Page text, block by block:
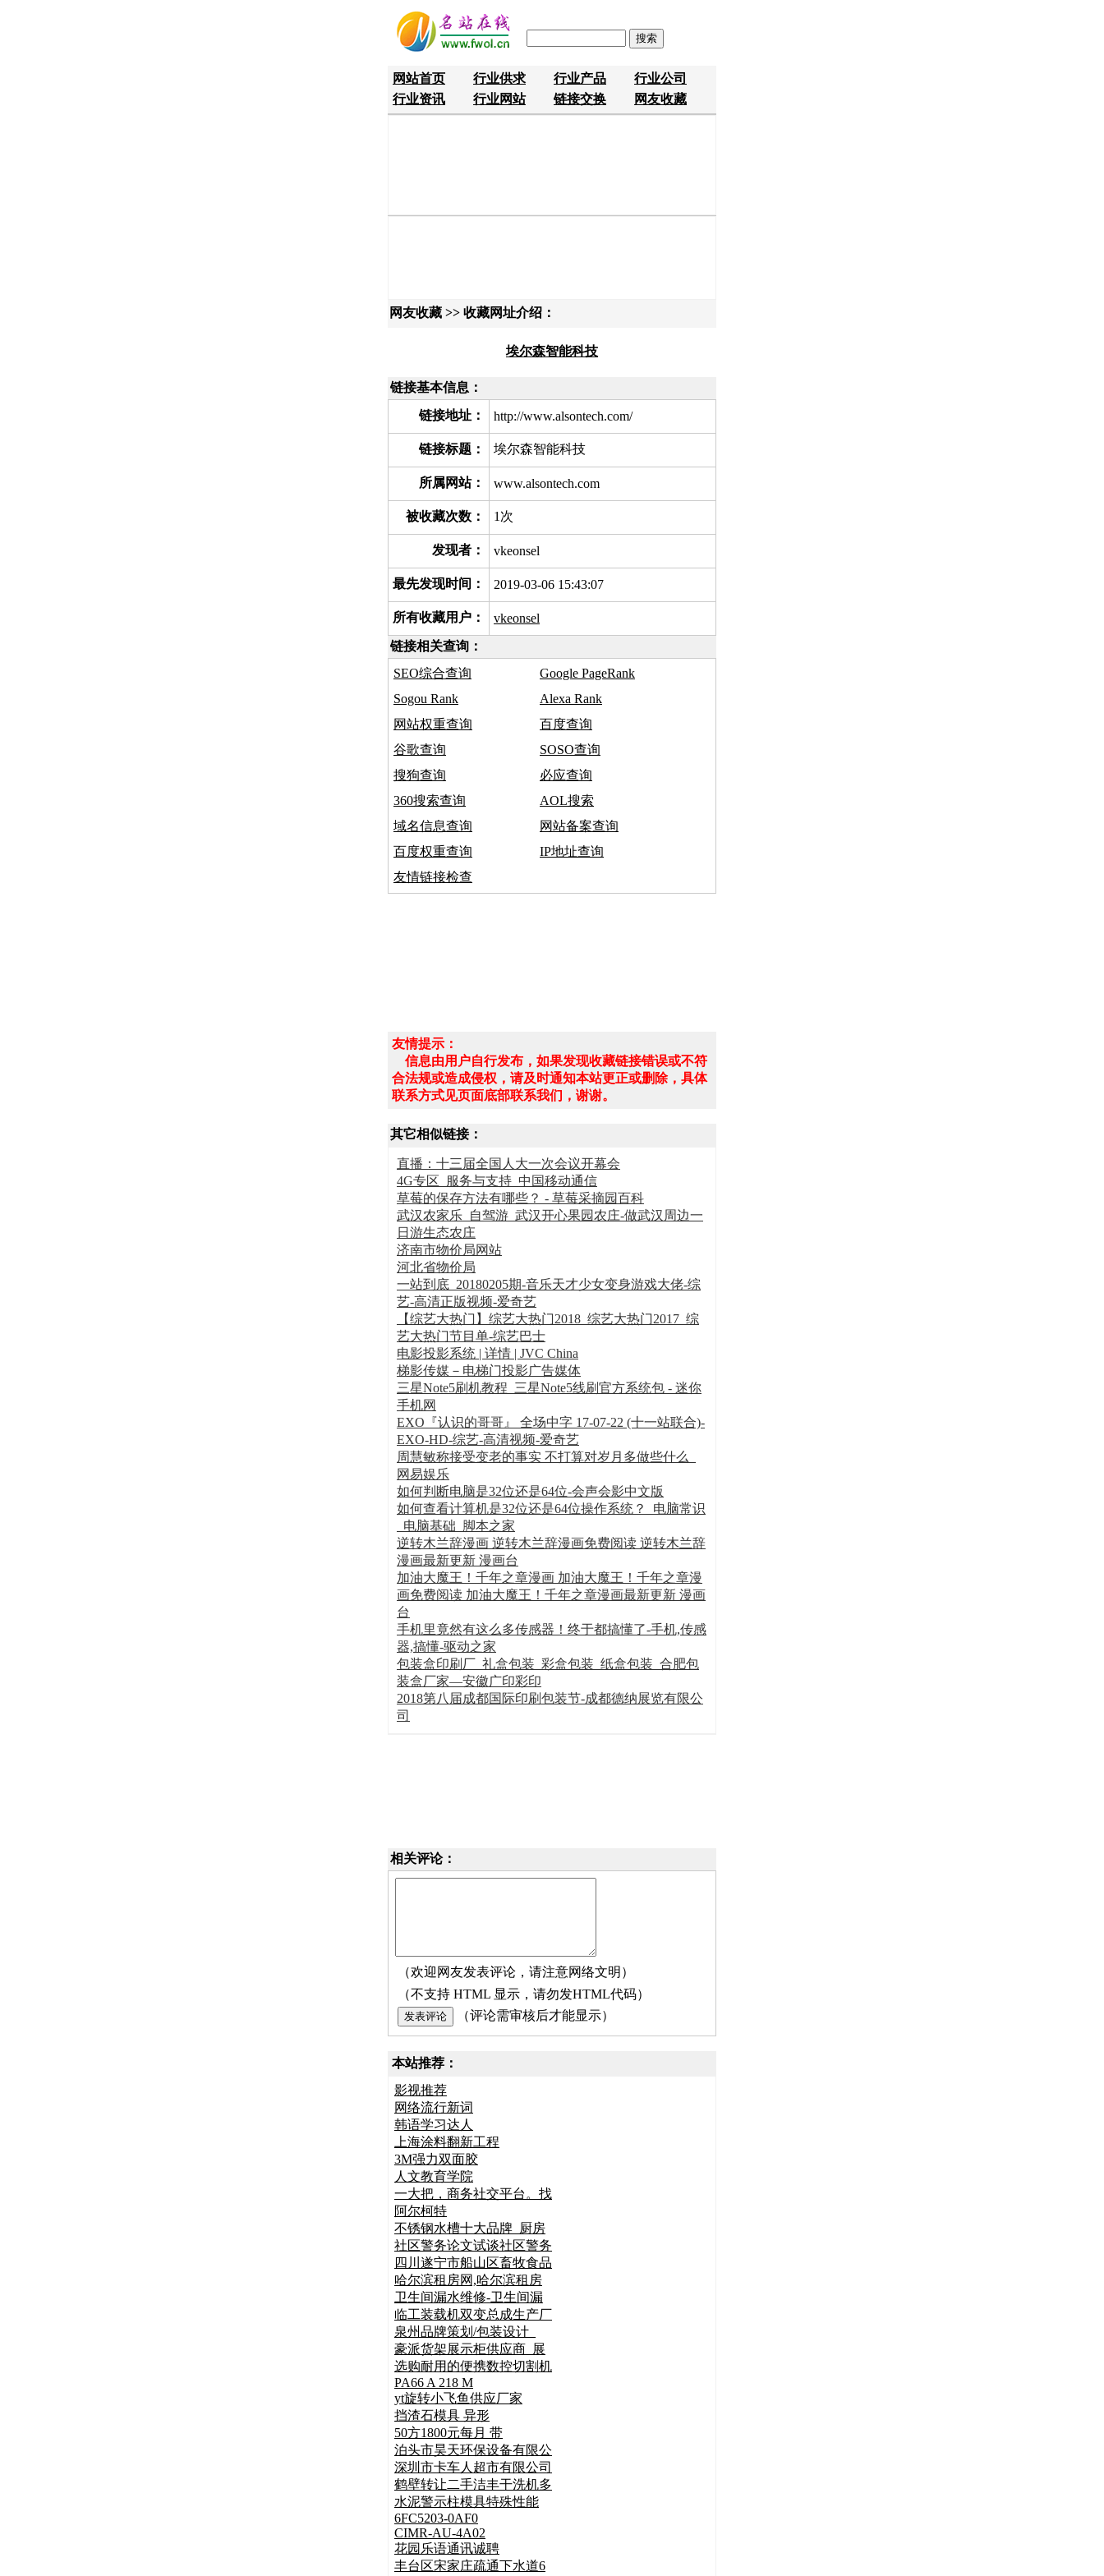
网站首页 行业供求 行业产品
行业公司
行业资讯
行业网站 链接交换 网友收藏
网友收藏 >> 收藏网址介绍：
埃尔森智能科技
链接基本信息：
链接地址：
http://www.alsontech.com/
链接标题： 埃尔森智能科技
所属网站： www.alsontech.com
被收藏次数： 1次
发现者： vkeonsel
最先发现时间： 2019-03-06 15:43:07
所有收藏用户：
vkeonsel
链接相关查询：
SEO综合查询
Google PageRank
Sogou Rank
Alexa Rank
网站权重查询
百度查询
谷歌查询
SOSO查询
搜狗查询
必应查询
360搜索查询
AOL搜索
域名信息查询
网站备案查询
百度权重查询
IP地址查询
友情链接检查
友情提示：
信息由用户自行发布，如果发现收藏链接错误或不符
合法规或造成侵权，请及时通知本站更正或删除，具体
联系方式见页面底部联系我们，谢谢。
其它相似链接：
直播：十三届全国人大一次会议开幕会
4G专区_服务与支持_中国移动通信
草莓的保存方法有哪些？ - 草莓采摘园百科
武汉农家乐_自驾游_武汉开心果园农庄-做武汉周边一
日游生态农庄
济南市物价局网站
河北省物价局
一站到底_20180205期-音乐天才少女变身游戏大佬-综
艺-高清正版视频-爱奇艺
【综艺大热门】综艺大热门2018_综艺大热门2017_综
艺大热门节目单-综艺巴士
电影投影系统 | 详情 | JVC China
梯影传媒－电梯门投影广告媒体
三星Note5刷机教程_三星Note5线刷官方系统包 - 迷你
手机网
EXO『认识的哥哥』 全场中字 17-07-22 (十一站联合)-
EXO-HD-综艺-高清视频-爱奇艺
周慧敏称接受变老的事实 不打算对岁月多做些什么_
网易娱乐
如何判断电脑是32位还是64位-会声会影中文版
如何查看计算机是32位还是64位操作系统？_电脑常识
_电脑基础_脚本之家
逆转木兰辞漫画 逆转木兰辞漫画免费阅读 逆转木兰辞
漫画最新更新 漫画台
加油大魔王！千年之章漫画 加油大魔王！千年之章漫
画免费阅读 加油大魔王！千年之章漫画最新更新 漫画
台
手机里竟然有这么多传感器！终于都搞懂了-手机,传感
器,搞懂-驱动之家
包装盒印刷厂_礼盒包装_彩盒包装_纸盒包装_合肥包
装盒厂家—安徽广印彩印
2018第八届成都国际印刷包装节-成都德纳展览有限公
司
相关评论：
（欢迎网友发表评论，请注意网络文明）
（不支持 HTML 显示，请勿发HTML代码）
（评论需审核后才能显示）
本站推荐：
影视推荐
网络流行新词
韩语学习达人
上海涂料翻新工程
3M强力双面胶
人文教育学院
一大把，商务社交平台。找
阿尔柯特
不锈钢水槽十大品牌_厨房
社区警务论文试谈社区警务
四川遂宁市船山区畜牧食品
哈尔滨租房网,哈尔滨租房
卫生间漏水维修-卫生间漏
临工装载机双变总成生产厂
泉州品牌策划/包装设计_
豪派货架展示柜供应商_展
选购耐用的便携数控切割机
PA66 A 218 M
yt旋转小飞鱼供应厂家
挡渣石模具 异形
50方1800元每月 带
泊头市昊天环保设备有限公
深圳市卡车人超市有限公司
鹤壁转让二手洁丰干洗机多
水泥警示柱模具特殊性能
6FC5203-0AF0
CIMR-AU-4A02
花园乐语通讯诚聘
丰台区宋家庄疏通下水道6